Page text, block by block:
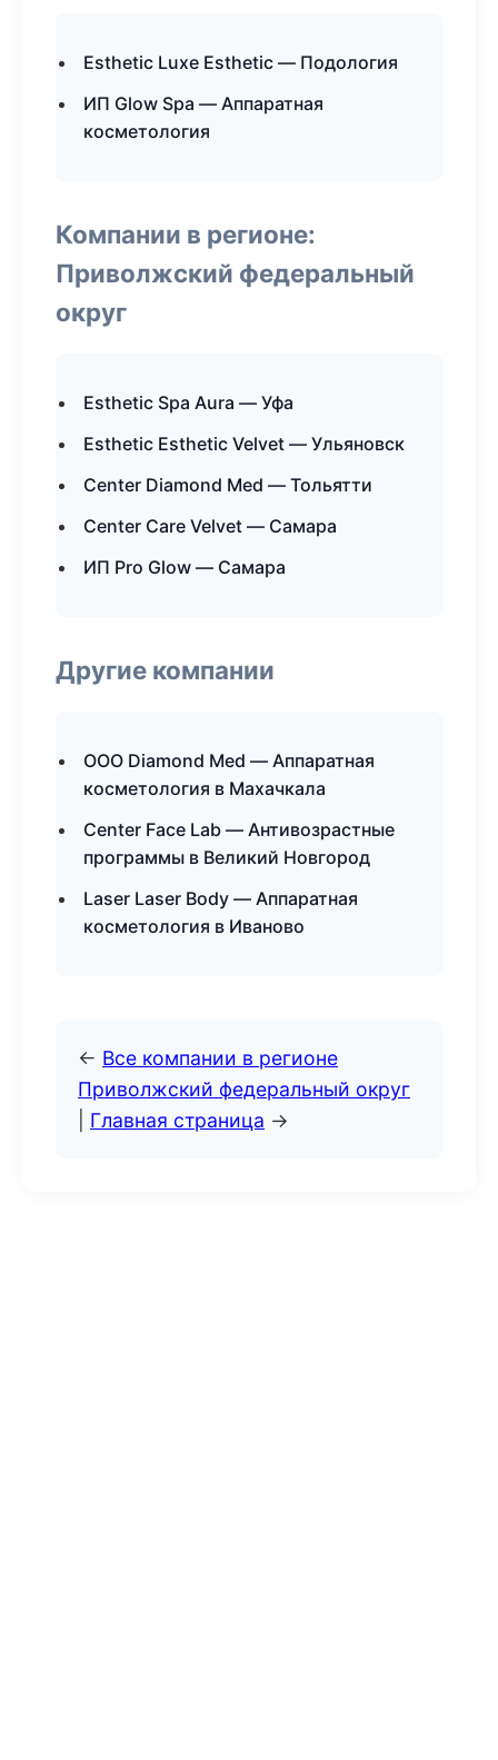
Esthetic Luxe Esthetic — Подология
ИП Glow Spa — Аппаратная
косметология
Компании в регионе:
Приволжский федеральный
округ
Esthetic Spa Aura — Уфа
Esthetic Esthetic Velvet — Ульяновск
Center Diamond Med — Тольятти
Center Care Velvet — Самара
ИП Pro Glow — Самара
Другие компании
ООО Diamond Med — Аппаратная
косметология в Махачкала
Center Face Lab — Антивозрастные
программы в Великий Новгород
Laser Laser Body — Аппаратная
косметология в Иваново
← Все компании в регионе
Приволжский федеральный округ
Главная страница →